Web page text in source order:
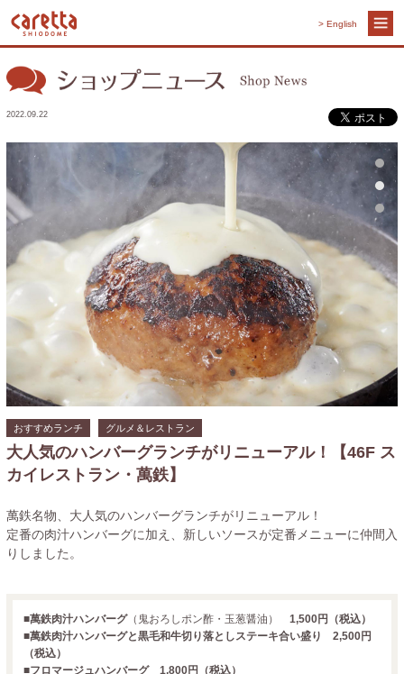
> English
2022.09.22
おすすめランチ グルメ＆レストラン
大人気のハンバーグランチがリニューアル！【46F ス
カイレストラン・萬鉄】
萬鉄名物、大人気のハンバーグランチがリニューアル！
定番の肉汁ハンバーグに加え、新しいソースが定番メニューに仲間入
りしました。
■萬鉄肉汁ハンバーグ（鬼おろしポン酢・玉葱醤油）
1,500円（税込）
■萬鉄肉汁ハンバーグと黒毛和牛切り落としステーキ合い盛り 2,500円
（税込）
■フロマージュハンバーグ 1,800円（税込）